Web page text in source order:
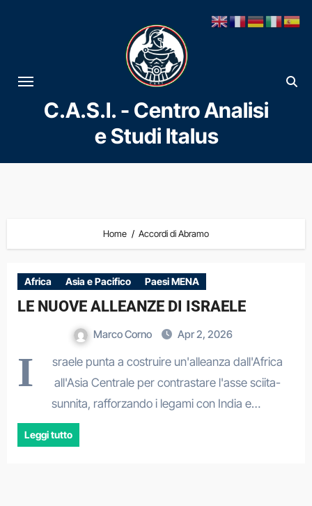
al
contenuto
C.A.S.I. - Centro Analisi
e Studi Italus
Home Accordi di Abramo
Africa Asia e Pacifico Paesi MENA
LE NUOVE ALLEANZE DI ISRAELE
Marco Corno Apr 2, 2026
I
sraele punta a costruire un'alleanza dall'Africa
all'Asia Centrale per contrastare l'asse sciita-
sunnita, rafforzando i legami con India e…
Leggi tutto